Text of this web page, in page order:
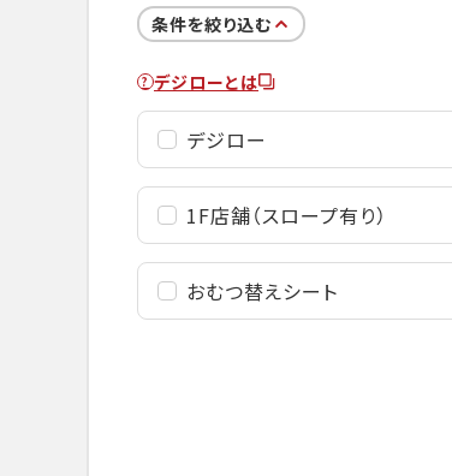
条件を絞り込む
デジローとは
デジロー
1F店舗（スロープ有り）
おむつ替えシート